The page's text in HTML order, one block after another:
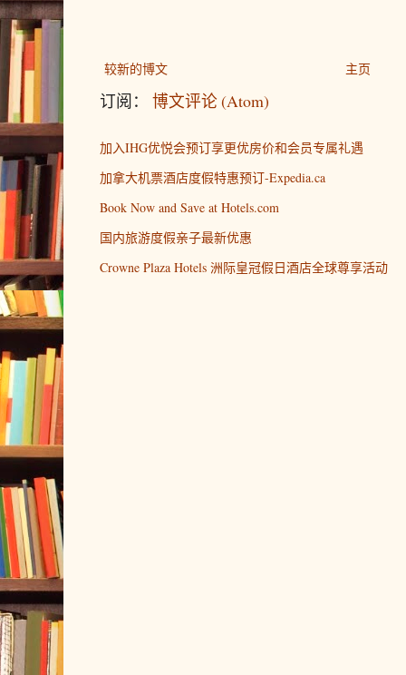
较新的博文 主页
订阅： 博文评论 (Atom)
加入IHG优悦会预订享更优房价和会员专属礼遇
加拿大机票酒店度假特惠预订-Expedia.ca
Book Now and Save at Hotels.com
国内旅游度假亲子最新优惠
Crowne Plaza Hotels 洲际皇冠假日酒店全球尊享活动